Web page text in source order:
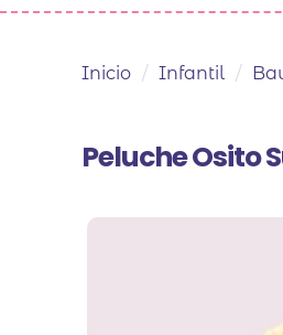
Inicio / Infantil /
Peluche Osito